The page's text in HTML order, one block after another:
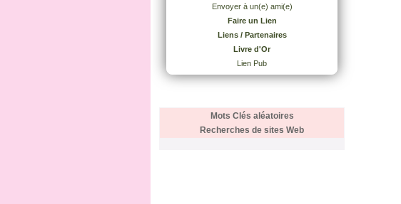
Envoyer à un(e) ami(e)
Faire un Lien
Liens / Partenaires
Livre d'Or
Lien Pub
Mots Clés aléatoires
Recherches de sites Web